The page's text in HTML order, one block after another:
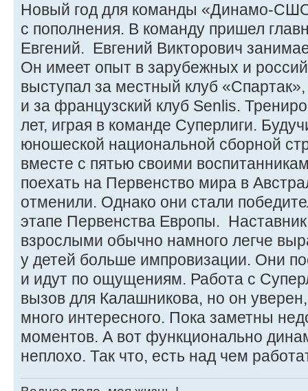
Новый год для команды «Динамо-
с пополнения. В команду пришел
Евгений. Евгений Викторович
Он имеет опыт в зарубежных и
выступал за местный клуб
и за французский клуб Senlis.
лет, играя в команде Суперлиги.
юношеской национальной сборной
вместе с пятью своими
поехать на Первенство мира в
отменили. Однако они стали
этапе Первенства Европы. Наставник
взрослыми обычно намного легче
у детей больше импровизации. Они
и идут по ощущениям. Работа с
вызов для Калашникова, но он
много интересного. Пока заметны
моментов. А вот функционально
неплохо. Так что, есть над чем